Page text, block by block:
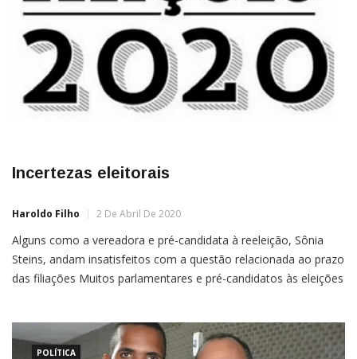
Incertezas eleitorais
Haroldo Filho 2 De Abril De 2020
Alguns como a vereadora e pré-candidata à reeleição, Sônia
Steins, andam insatisfeitos com a questão relacionada ao prazo
das filiações Muitos parlamentares e pré-candidatos às eleições
Steins, andam insatisfeitos com a questão relacionada ao […]
POLÍTICA